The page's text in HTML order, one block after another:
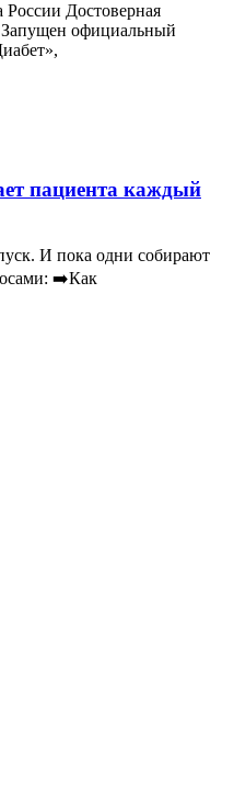
Достоверная
Запущен официальный
пациента каждый
И пока одни собирают
➡️Как